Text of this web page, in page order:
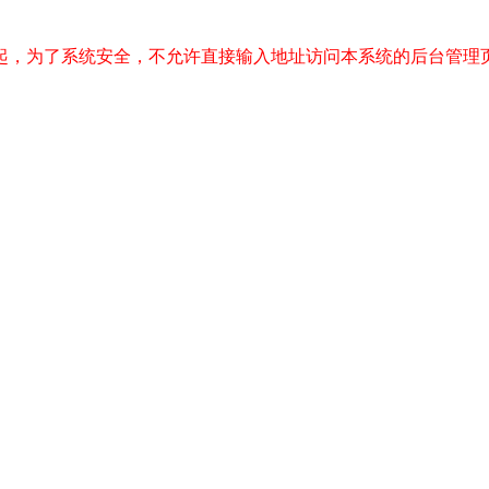
，为了系统安全，不允许直接输入地址访问本系统的后台管理